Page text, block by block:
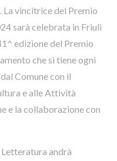
. La vincitrice del Premio
sarà celebrata in Friuli
edizione del Premio
che si tiene ogni
Comune con il
e alle Attività
e la collaborazione con
andrà